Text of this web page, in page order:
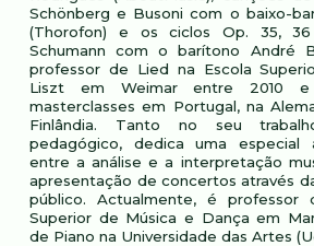
Schönberg e Busoni com o baixo-
(Thorofon) e os ciclos Op. 35,
Schumann com o barítono André
professor de Lied na Escola
Liszt em Weimar entre 2010
masterclasses em Portugal, na
Finlândia. Tanto no seu
pedagógico, dedica uma especial
entre a análise e a interpretação
apresentação de concertos através
público. Actualmente, é professor
Superior de Música e Dança em
de Piano na Universidade das Artes